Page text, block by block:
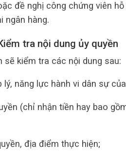
đề nghị công chứng viên
ngân hàng.
tra nội dung ủy quyền
sẽ kiểm tra các nội dung sau:
lý, năng lực hành vi dân sự
(chỉ nhận tiền hay bao
địa điểm thực hiện;